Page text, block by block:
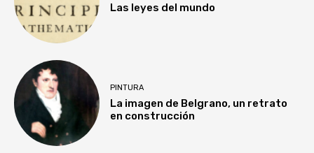
Las leyes del mundo
PINTURA
La imagen de Belgrano, un retrato
en construcción